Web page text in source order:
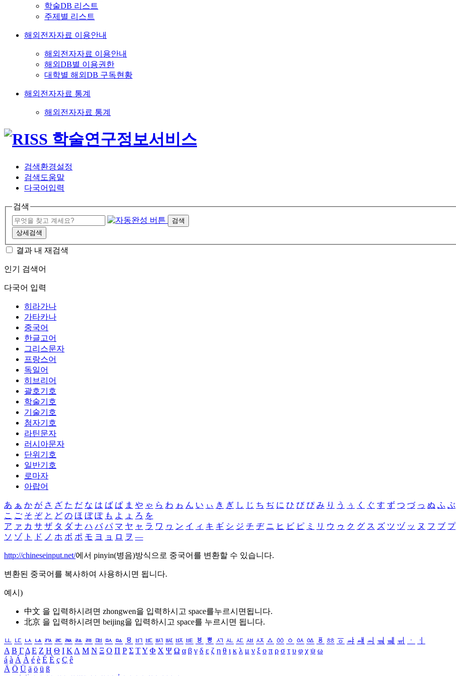
학술DB 리스트
주제별 리스트
해외전자자료 이용안내
해외전자자료 이용안내
해외DB별 이용권한
대학별 해외DB 구독현황
해외전자자료 통계
해외전자자료 통계
검색환경설정
검색도움말
다국어입력
검색
검색
상세검색
결과 내 재검색
인기 검색어
다국어 입력
히라가나
가타카나
중국어
한글고어
그리스문자
프랑스어
독일어
히브리어
괄호기호
학술기호
기술기호
첨자기호
라틴문자
러시아문자
단위기호
일반기호
로마자
아랍어
あ ぁ か が さ ざ た だ な は ば ぱ ま や ゃ ら わ ゎ ん い ぃ き ぎ し じ ち ぢ に ひ び ぴ み り う ぅ く ぐ す ず つ づ っ ぬ ふ ぶ
こ ご そ ぞ と ど の ほ ぼ ぽ も よ ょ ろ を
ア ァ カ サ ザ タ ダ ナ ハ バ パ マ ヤ ャ ラ ワ ヮ ン イ ィ キ ギ シ ジ チ ヂ ニ ヒ ビ ピ ミ リ ウ ゥ ク グ ス ズ ツ ヅ ッ ヌ フ ブ プ
ソ ゾ ト ド ノ ホ ボ ポ モ ヨ ョ ロ ヲ ―
http://chineseinput.net/에서 pinyin(병음)방식으로 중국어를 변환할 수 있습니다.
변환된 중국어를 복사하여 사용하시면 됩니다.
예시)
中文 을 입력하시려면 zhongwen을 입력하시고 space를누르시면됩니다.
北京 을 입력하시려면 beijing을 입력하시고 space를 누르시면 됩니다.
ㅥ ㅦ ㅧ ㅨ ㅩ ㅪ ㅫ ㅬ ㅭ ㅮ ㅯ ㅰ ㅱ ㅲ ㅳ ㅴ ㅵ ㅶ ㅷ ㅸ ㅹ ㅺ ㅻ ㅼ ㅽ ㅾ ㅿ ㆀ ㆁ ㆂ ㆃ ㆄ ㆅ ㆆ ㆇ ㆈ ㆉ ㆊ ㆋ ㆌ ㆍ
ㆎ
Α Β ΓΔ Ε Ζ Η Θ Ι ΚΛ Μ Ν Ξ Ο Π Ρ Σ ΤΥ Φ Χ Ψ Ω α β γ δ ε ζ η θ ι κ λ μ ν ξ ο π ρ σ τ υ φ χ ψ ω
á à Á À é è É È ç Ç ê
Ä Ö Ü ä ö ü ß